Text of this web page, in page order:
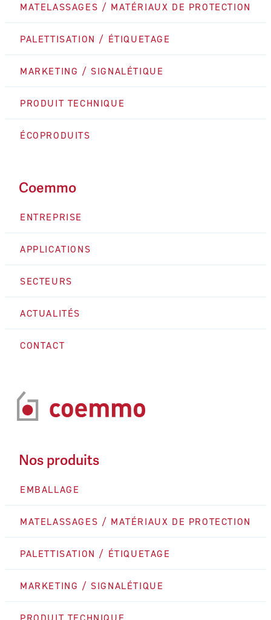
MATELASSAGES / MATÉRIAUX DE PROTECTION
PALETTISATION / ÉTIQUETAGE
MARKETING / SIGNALÉTIQUE
PRODUIT TECHNIQUE
ÉCOPRODUITS
Coemmo
ENTREPRISE
APPLICATIONS
SECTEURS
ACTUALITÉS
CONTACT
Nos produits
EMBALLAGE
MATELASSAGES / MATÉRIAUX DE PROTECTION
PALETTISATION / ÉTIQUETAGE
MARKETING / SIGNALÉTIQUE
PRODUIT TECHNIQUE